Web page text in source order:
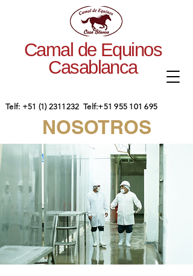
Camal de Equinos
Casablanca
​Telf: +51 (1) 2311232 Telf:+51 955 101 695
NOSOTROS